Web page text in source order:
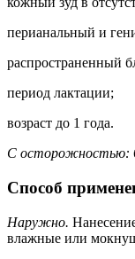
перианальный и
распространенный
период лактации;
возраст до 1 года.
С осторожностью:
Способ
Наружно.
влажные или